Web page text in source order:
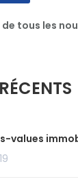
tous les
values